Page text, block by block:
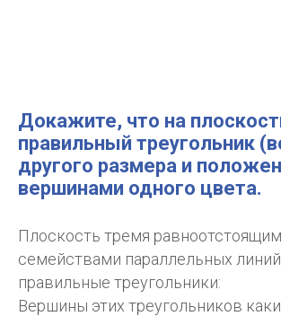
Докажите, что на
правильный треугольник
другого размера и
вершинами одного цвета.
Плоскость тремя
семействами параллельных линий
правильные треугольники:
Вершины этих треугольников